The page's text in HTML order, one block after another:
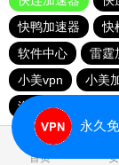
快鸭加速器
快
软件中心
雷霆
小美vpn
小美
海鸥加速度
首页
永久